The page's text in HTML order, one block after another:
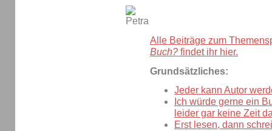
Alle Beiträge zum
Buch? findet ihr hier.
Grundsätzliches:
Jeder kann Autor
Ich würde gerne ein
leider gar keine Zeit
Erst lesen, dann